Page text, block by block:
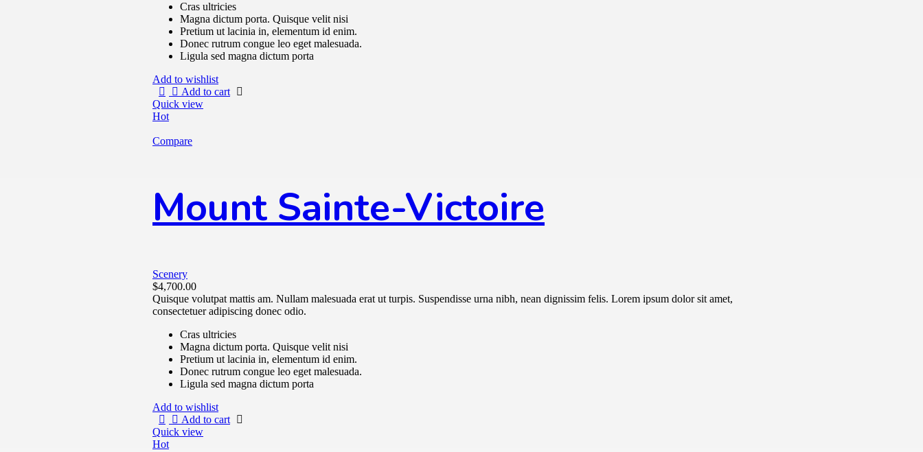
Cras ultricies
Magna dictum porta. Quisque velit nisi
Pretium ut lacinia in, elementum id enim.
Donec rutrum congue leo eget malesuada.
Ligula sed magna dictum porta
Add to wishlist
Add to cart
Quick view
Hot
Compare
Mount Sainte-Victoire
Scenery
$4,700.00
Quisque volutpat mattis am. Nullam malesuada erat ut turpis. Suspendisse urna nibh, nean dignissim felis. Lorem ipsum dolor sit amet,
consectetuer adipiscing donec odio.
Cras ultricies
Magna dictum porta. Quisque velit nisi
Pretium ut lacinia in, elementum id enim.
Donec rutrum congue leo eget malesuada.
Ligula sed magna dictum porta
Add to wishlist
Add to cart
Quick view
Hot